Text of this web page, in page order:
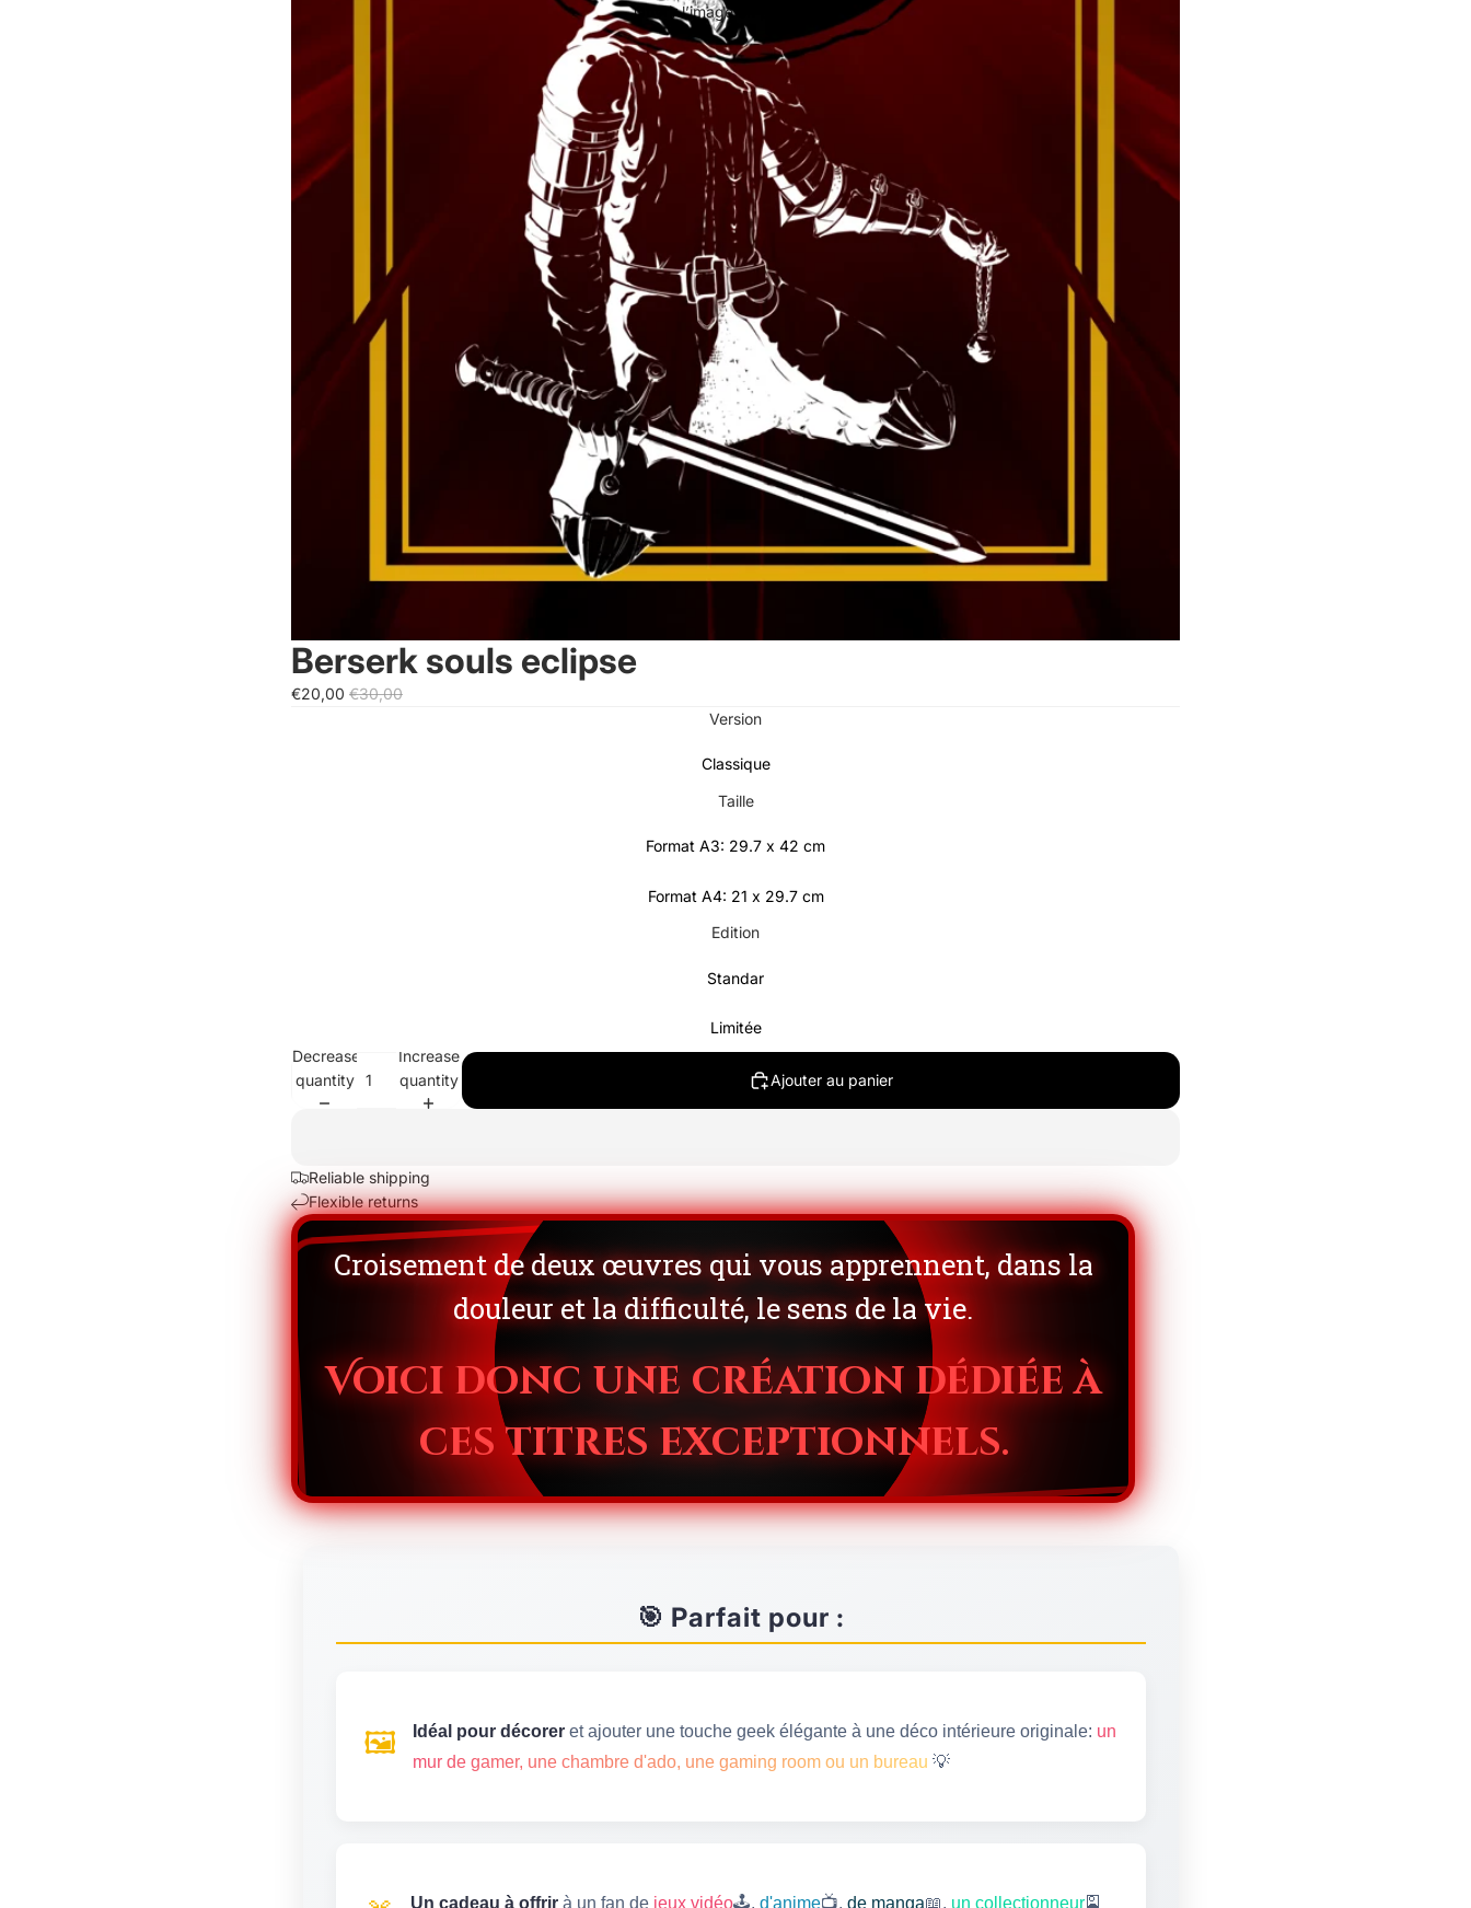
Ouvrir l’image en plein écran
Berserk souls eclipse
€20,00 €30,00
Version
Classique
Taille
Format A3: 29.7 x 42 cm
Format A4: 21 x 29.7 cm
Edition
Standar
Limitée
Decrease
quantity
Increase
quantity
Ajouter au panier
Reliable shipping
Flexible returns
Croisement de deux œuvres qui vous apprennent, dans la
douleur et la difficulté, le sens de la vie.
Voici donc une création dédiée à
ces titres exceptionnels.
🎯 Parfait pour :
🖼️ Idéal pour décorer et ajouter une touche geek élégante à une déco intérieure originale: un
mur de gamer, une chambre d'ado, une gaming room ou un bureau 💡
Un cadeau à offrir à un fan de jeux vidéo🕹️, d'anime📺, de manga📖, un collectionneur🎴